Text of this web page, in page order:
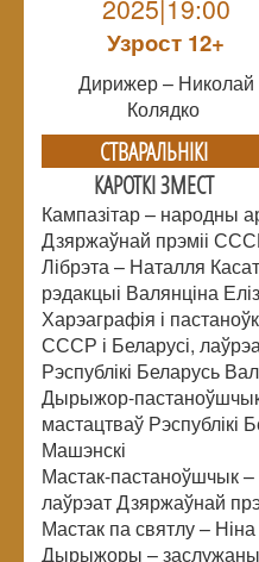
2025|19:00
Узрoст 12+
Дирижер – Николай
Колядко
СТВАРАЛЬНIКI
КАРОТКІ ЗМЕСТ
Кампазітар– народны
Дзяржаўнай прэміі
Лібрэта– Наталля
рэдакцыі Валянціна
Харэаграфія і
СССР і Беларусі,
Рэспублікі Беларусь
Дырыжор-
мастацтваў Рэспублікі
Машэнскі
Мастак-пастаноўшчык–
лаўрэат Дзяржаўнай
Мастак па святлу– Ніна
Дырыжоры –